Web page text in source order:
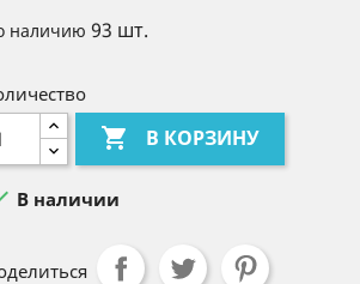
наличию 93 шт.
 В КОРЗИНУ
В наличии